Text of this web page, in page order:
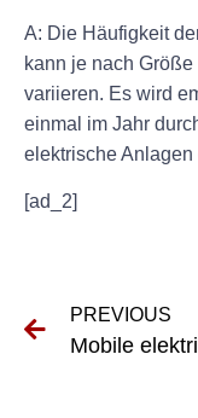
A: Die Häufigkeit
kann je nach
variieren. Es wird
einmal im Jahr
elektrische
[ad_2]
PREVIOUS